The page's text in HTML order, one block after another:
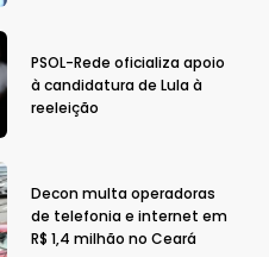
PSOL-Rede oficializa apoio
à candidatura de Lula à
reeleição
Decon multa operadoras
de telefonia e internet em
R$ 1,4 milhão no Ceará